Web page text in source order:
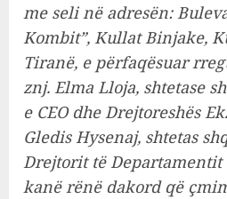
me seli në adresën:
Kombit”, Kullat Binjake,
Tiranë, e përfaqësuar
znj. Elma Lloja, shtetase
e CEO dhe Drejtoreshës
Gledis Hysenaj, shtetas
Drejtorit të Departamentit
kanë rënë dakord që